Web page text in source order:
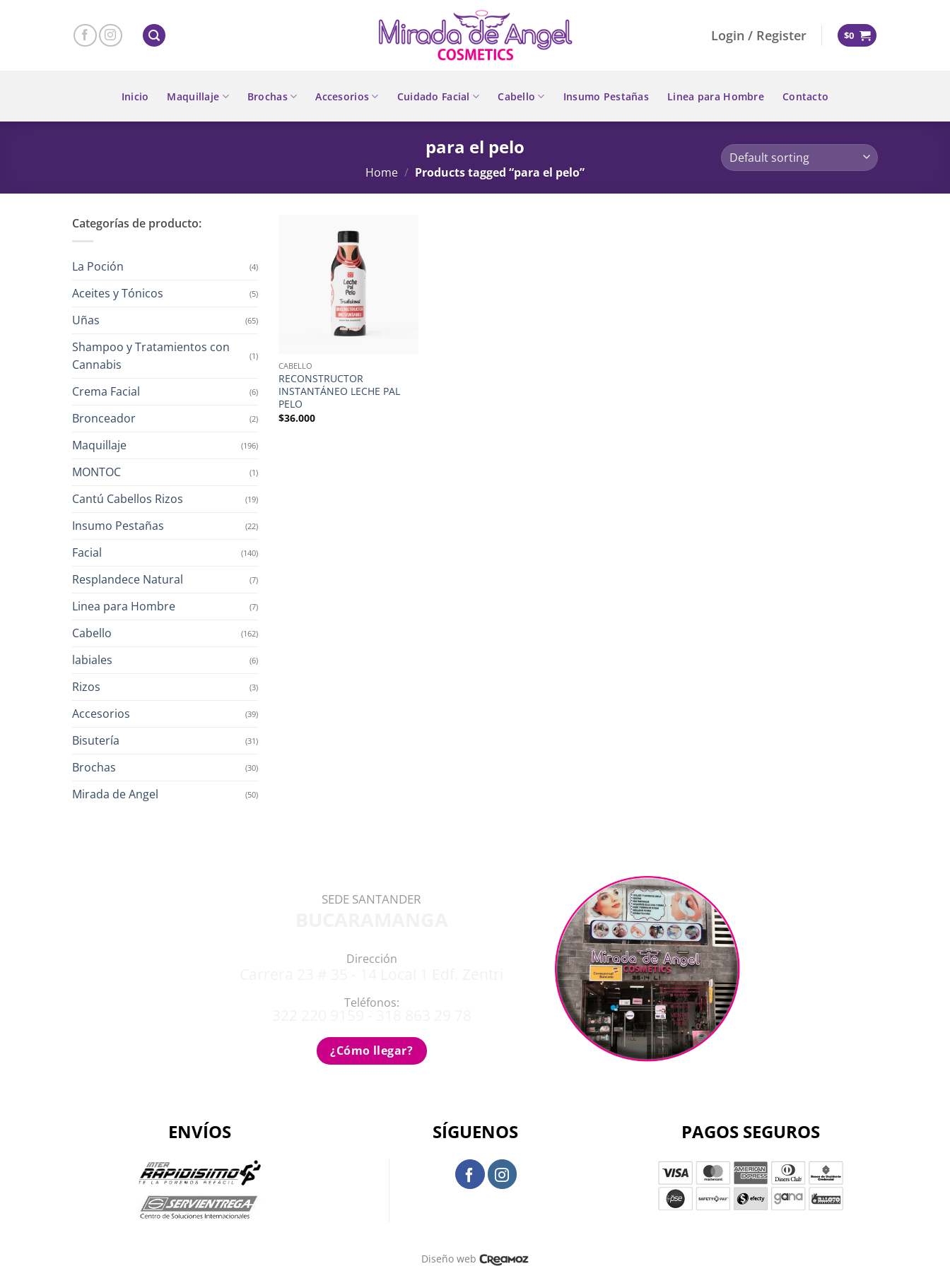
Login / Register $0
Inicio Maquillaje Brochas Accesorios Cuidado Facial Cabello Insumo Pestañas Linea para Hombre Contacto
para el pelo
Home / Products tagged “para el pelo”
Categorías de producto:
La Poción (4)
Aceites y Tónicos (5)
Uñas (65)
Shampoo y Tratamientos con
Cannabis
(1)
Crema Facial (6)
Bronceador (2)
Maquillaje (196)
MONTOC (1)
Cantú Cabellos Rizos (19)
Insumo Pestañas (22)
Facial (140)
Resplandece Natural (7)
Linea para Hombre (7)
Cabello (162)
labiales (6)
Rizos (3)
Accesorios (39)
Bisutería (31)
Brochas (30)
Mirada de Angel (50)
CABELLO
RECONSTRUCTOR
INSTANTÁNEO LECHE PAL
PELO
$36.000
SEDE SANTANDER
Dirección
Teléfonos:
¿Cómo llegar?
ENVÍOS SÍGUENOS PAGOS SEGUROS
Diseño web